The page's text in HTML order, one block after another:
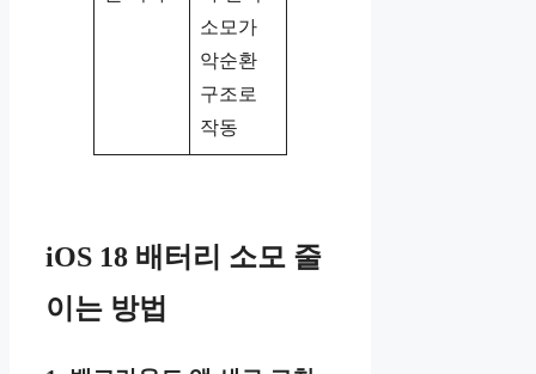
소모가
악순환
구조로
작동
iOS 18 배터리 소모 줄
이는 방법